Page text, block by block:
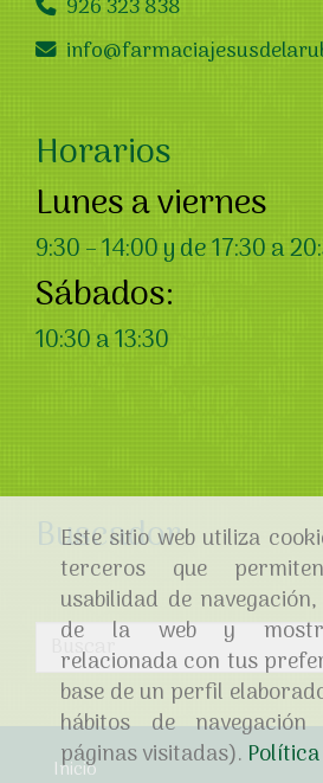
Este sitio web utiliza
terceros que
usabilidad de
de la web y
relacionada con tus
base de un perfil
hábitos de
páginas visitadas).
926 323 838
info
Horarios
Lunes a viernes
9:30 – 14:00 y de 17:30 a
Sábados:
10:30 a 13:30
Buscador
Inicio